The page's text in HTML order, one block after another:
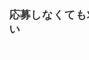
応募しなくて
い